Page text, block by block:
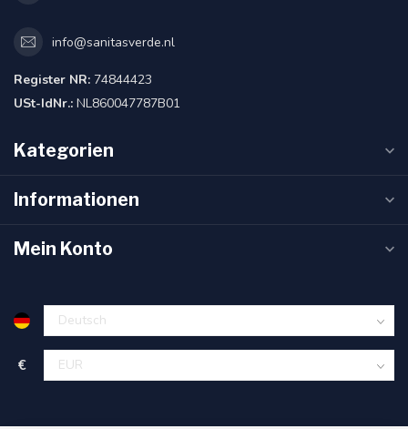
info@sanitasverde.nl
Register NR: 74844423
USt-IdNr.: NL860047787B01
Kategorien
Informationen
Mein Konto
€